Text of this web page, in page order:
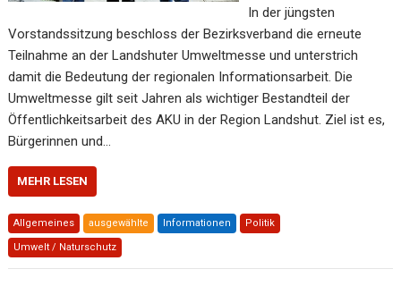
In der jüngsten
Vorstandssitzung beschloss der Bezirksverband die erneute
Teilnahme an der Landshuter Umweltmesse und unterstrich
damit die Bedeutung der regionalen Informationsarbeit. Die
Umweltmesse gilt seit Jahren als wichtiger Bestandteil der
Öffentlichkeitsarbeit des AKU in der Region Landshut. Ziel ist es,
Bürgerinnen und…
MEHR LESEN
Allgemeines ausgewählte Informationen Politik
Umwelt / Naturschutz